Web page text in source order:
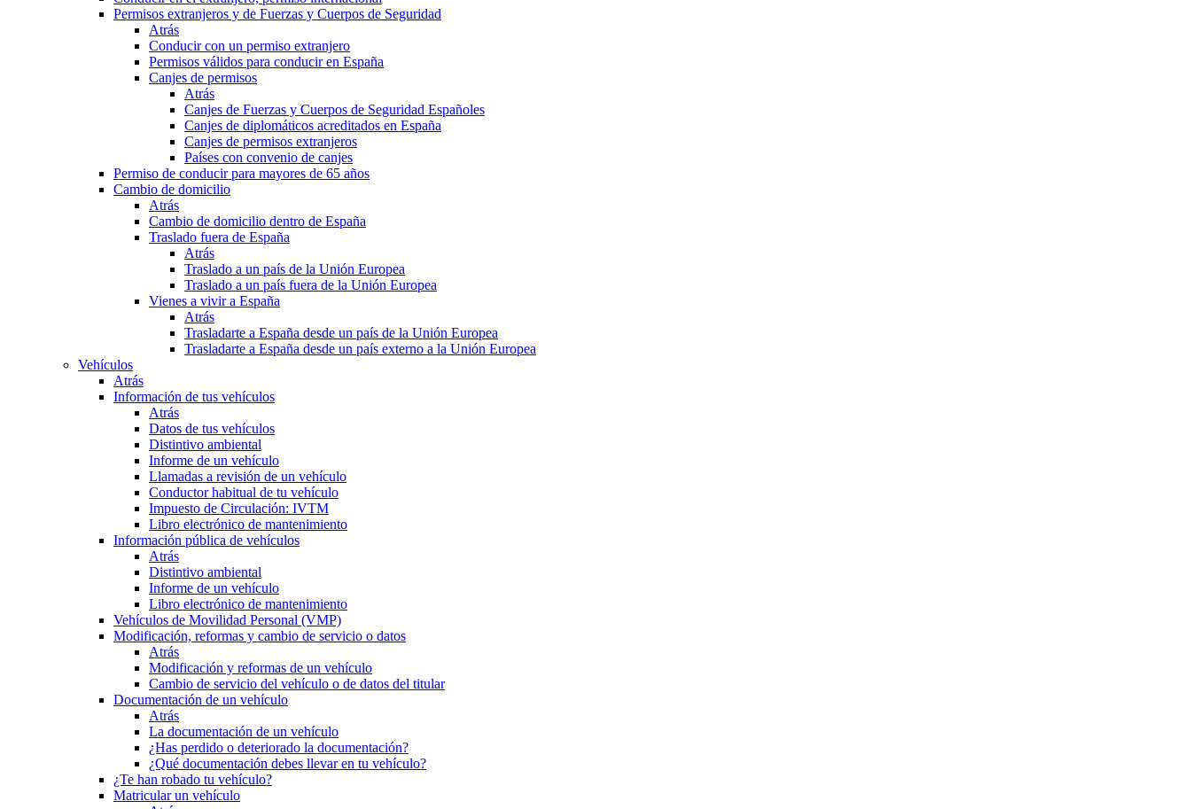
Permisos extranjeros y de Fuerzas y Cuerpos de Seguridad
Atrás
Conducir con un permiso extranjero
Permisos válidos para conducir en España
Canjes de permisos
Atrás
Canjes de Fuerzas y Cuerpos de Seguridad Españoles
Canjes de diplomáticos acreditados en España
Canjes de permisos extranjeros
Países con convenio de canjes
Permiso de conducir para mayores de 65 años
Cambio de domicilio
Atrás
Cambio de domicilio dentro de España
Traslado fuera de España
Atrás
Traslado a un país de la Unión Europea
Traslado a un país fuera de la Unión Europea
Vienes a vivir a España
Atrás
Trasladarte a España desde un país de la Unión Europea
Trasladarte a España desde un país externo a la Unión Europea
Vehículos
Atrás
Información de tus vehículos
Atrás
Datos de tus vehículos
Distintivo ambiental
Informe de un vehículo
Llamadas a revisión de un vehículo
Conductor habitual de tu vehículo
Impuesto de Circulación: IVTM
Libro electrónico de mantenimiento
Información pública de vehículos
Atrás
Distintivo ambiental
Informe de un vehículo
Libro electrónico de mantenimiento
Vehículos de Movilidad Personal (VMP)
Modificación, reformas y cambio de servicio o datos
Atrás
Modificación y reformas de un vehículo
Cambio de servicio del vehículo o de datos del titular
Documentación de un vehículo
Atrás
La documentación de un vehículo
¿Has perdido o deteriorado la documentación?
¿Qué documentación debes llevar en tu vehículo?
¿Te han robado tu vehículo?
Matricular un vehículo